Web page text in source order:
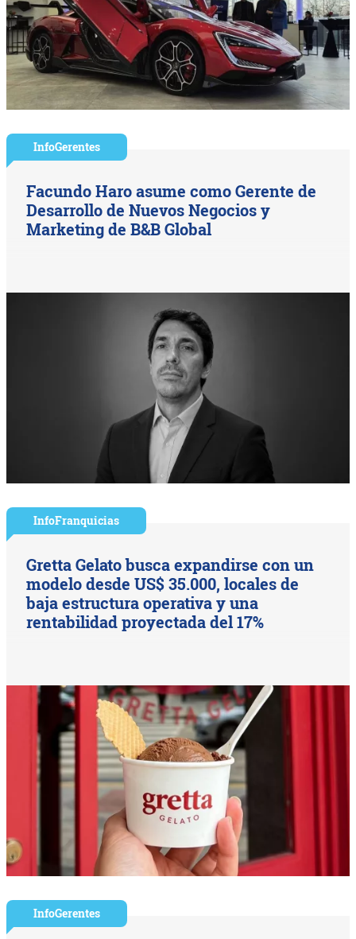
InfoGerentes
Facundo Haro asume como Gerente de
Desarrollo de Nuevos Negocios y
Marketing de B&B Global
InfoFranquicias
Gretta Gelato busca expandirse con un
modelo desde US$ 35.000, locales de
baja estructura operativa y una
rentabilidad proyectada del 17%
InfoGerentes